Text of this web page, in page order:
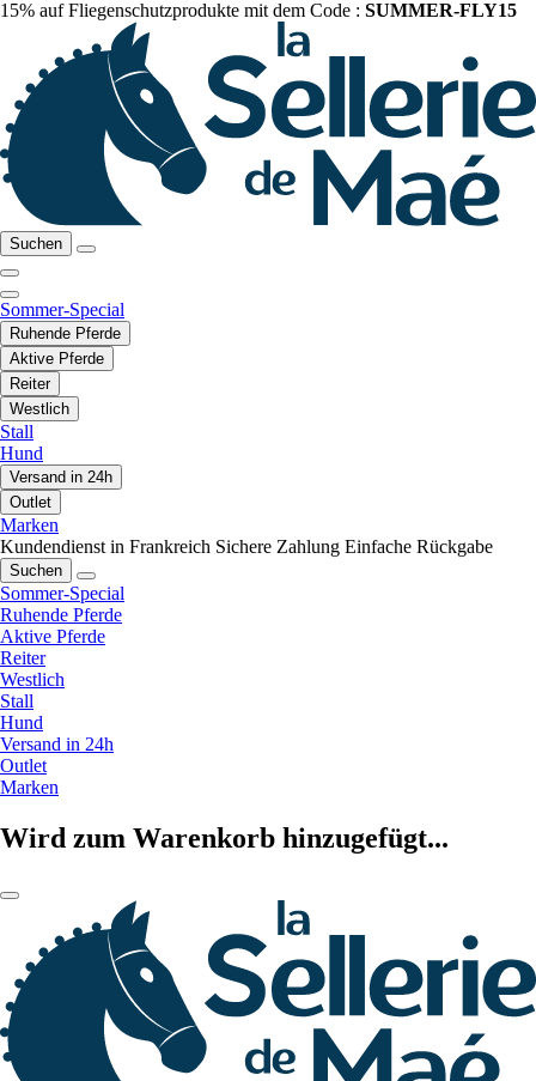
15% auf Fliegenschutzprodukte mit dem Code : SUMMER-FLY15
Suchen
Sommer-Special
Ruhende Pferde
Aktive Pferde
Reiter
Westlich
Stall
Hund
Versand in 24h
Outlet
Marken
Kundendienst in Frankreich Sichere Zahlung Einfache Rückgabe
Suchen
Sommer-Special
Ruhende Pferde
Aktive Pferde
Reiter
Westlich
Stall
Hund
Versand in 24h
Outlet
Marken
Wird zum Warenkorb hinzugefügt...